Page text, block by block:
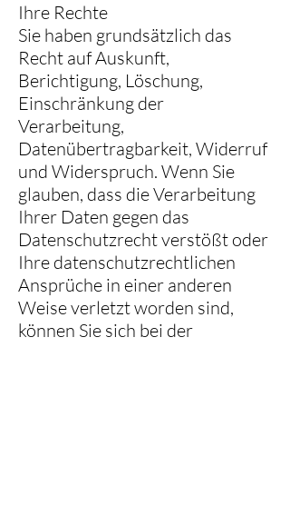
Ihre Rechte
Sie haben grundsätzlich das
Recht auf Auskunft,
Berichtigung, Löschung,
Einschränkung der
Verarbeitung,
Datenübertragbarkeit, Widerruf
und Widerspruch. Wenn Sie
glauben, dass die Verarbeitung
Ihrer Daten gegen das
Datenschutzrecht verstößt oder
Ihre datenschutzrechtlichen
Ansprüche in einer anderen
Weise verletzt worden sind,
können Sie sich bei der